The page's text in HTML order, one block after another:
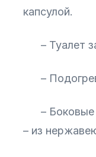
капсулой.
– Туалет
– Подогрев
– Боковые
– из